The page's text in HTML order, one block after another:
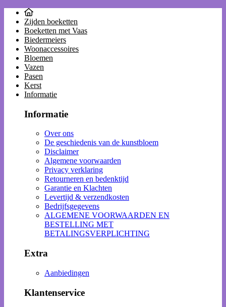
Zijden boeketten
Boeketten met Vaas
Biedermeiers
Woonaccessoires
Bloemen
Vazen
Pasen
Kerst
Informatie
Informatie
Over ons
De geschiedenis van de kunstbloem
Disclaimer
Algemene voorwaarden
Privacy verklaring
Retourneren en bedenktijd
Garantie en Klachten
Levertijd & verzendkosten
Bedrijfsgegevens
ALGEMENE VOORWAARDEN EN
BESTELLING MET
BETALINGSVERPLICHTING
Extra
Aanbiedingen
Klantenservice